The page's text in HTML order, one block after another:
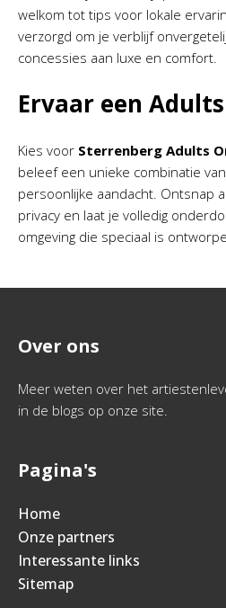
welkom tot tips voor lokale
verzorgd om je verblijf
concessies aan luxe en comfort.
Ervaar een
Kies voor Sterrenberg Adults
beleef een unieke combinatie
persoonlijke aandacht. Ontsnap
privacy en laat je volledig
omgeving die speciaal is
Over ons
Meer weten over het
in de blogs op onze site.
Pagina's
Home
Onze partners
Interessante links
Sitemap